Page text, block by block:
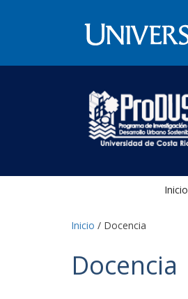
Inicio
Inicio / Docencia
Docencia